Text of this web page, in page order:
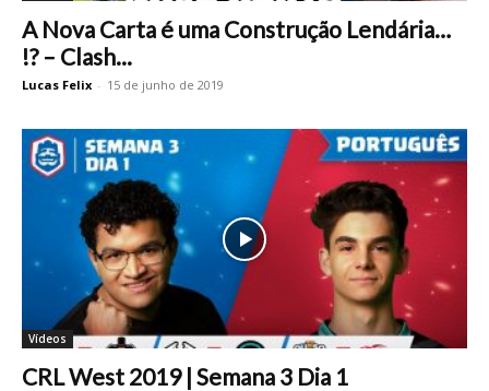
A Nova Carta é uma Construção Lendária…
!? – Clash...
Lucas Felix - 15 de junho de 2019
Vídeos
CRL West 2019 | Semana 3 Dia 1